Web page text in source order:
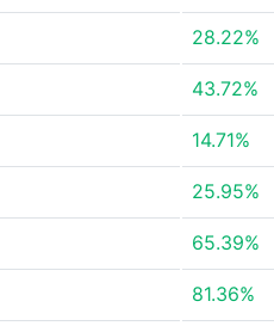
28.22%
43.72%
14.71%
25.95%
65.39%
81.36%